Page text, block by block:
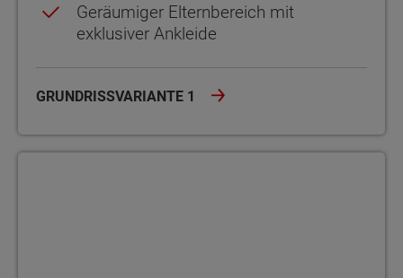
Geräumiger Elternbereich mit
exklusiver Ankleide
GRUNDRISSVARIANTE 1